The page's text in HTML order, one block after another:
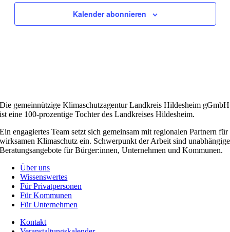
Kalender abonnieren
Die gemeinnützige Klimaschutzagentur Landkreis Hildesheim gGmbH
ist eine 100-prozentige Tochter des Landkreises Hildesheim.
Ein engagiertes Team setzt sich gemeinsam mit regionalen Partnern für
wirksamen Klimaschutz ein. Schwerpunkt der Arbeit sind unabhängige
Beratungsangebote für Bürger:innen, Unternehmen und Kommunen.
Über uns
Wissenswertes
Für Privatpersonen
Für Kommunen
Für Unternehmen
Kontakt